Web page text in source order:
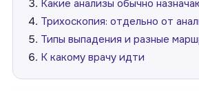
Какие анализы обычно
Трихоскопия: отдельно от
Типы выпадения и разные
К какому врачу идти